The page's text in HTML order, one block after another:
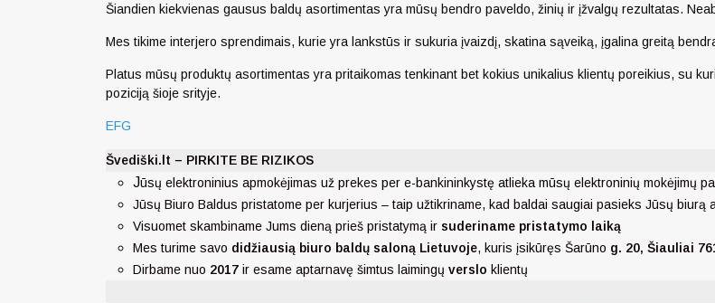
Šiandien kiekvienas gausus baldų asortimentas yra mūsų bendro paveldo, žinių ir įžvalgų rezultatas.
Mes tikime interjero sprendimais, kurie yra lankstūs ir sukuria įvaizdį, skatina sąveiką, įgalina greitą
Platus mūsų produktų asortimentas yra pritaikomas tenkinant bet kokius unikalius klientų poreikius, su
poziciją šioje srityje.
EFG
Švediški.lt – PIRKITE BE RIZIKOS
Jūsų elektroninius apmokėjimas už prekes per e-bankininkystę atlieka mūsų elektroninių mokėjimų
Jūsų Biuro Baldus pristatome per kurjerius – taip užtikriname, kad baldai saugiai pasieks Jūsų biurą
Visuomet skambiname Jums dieną prieš pristatymą ir suderiname pristatymo laiką
Mes turime savo didžiausią biuro baldų saloną Lietuvoje, kuris įsikūręs Šarūno g. 20, Šiauliai
Dirbame nuo 2017 ir esame aptarnavę šimtus laimingų verslo klientų